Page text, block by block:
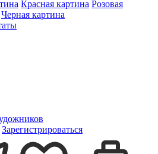
Красная картина Розовая
Черная картина
Зарегистрироваться